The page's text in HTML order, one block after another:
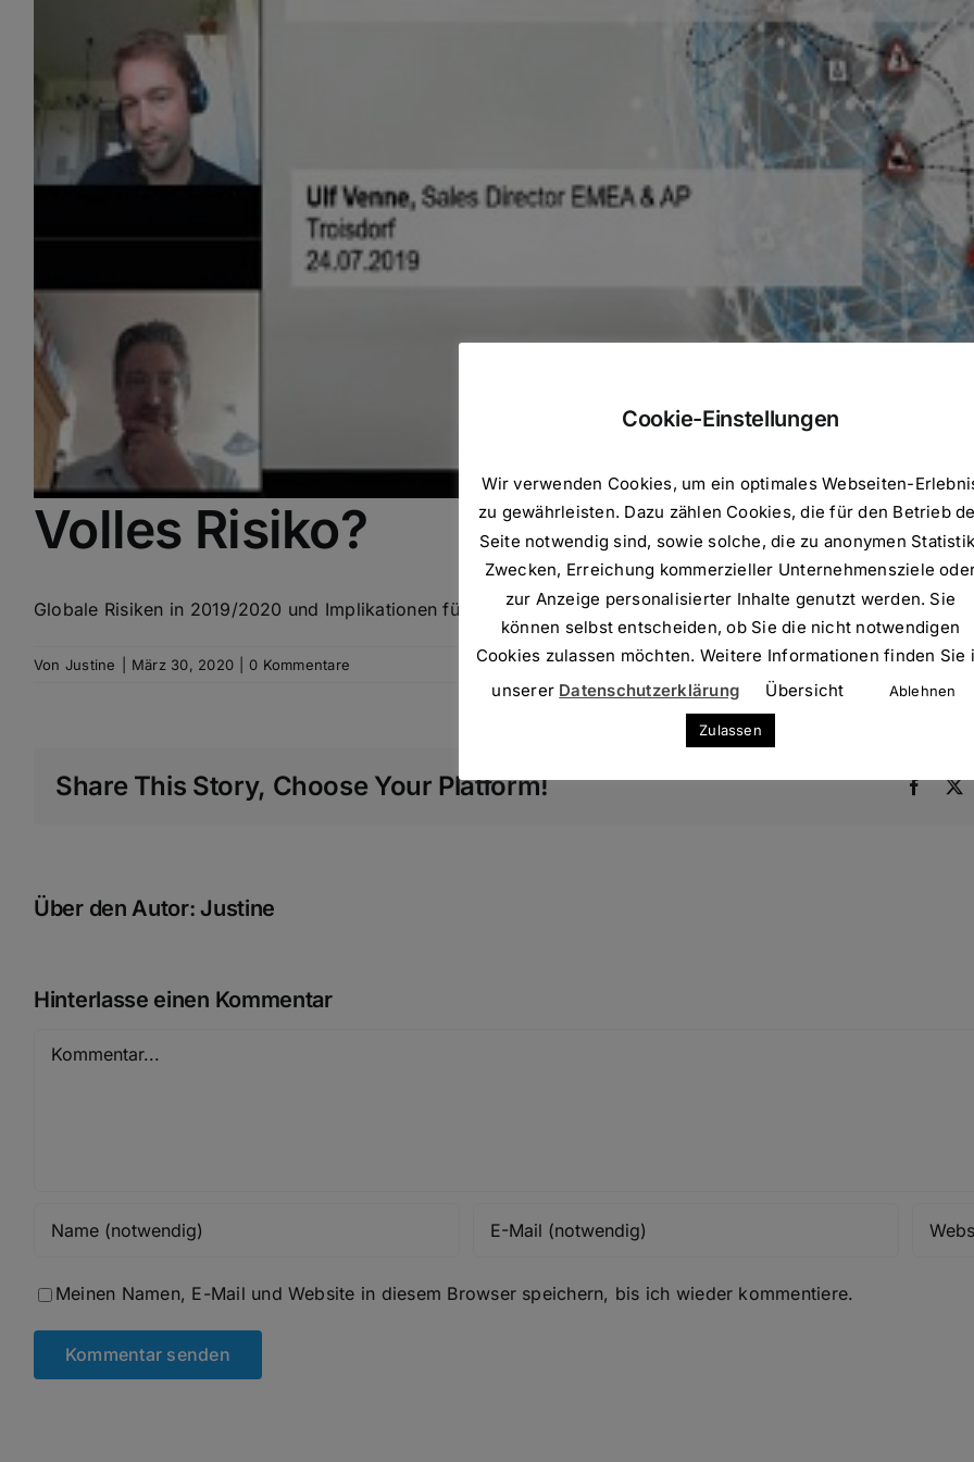
Volles Risiko?
Globale Risiken in 2019/2020 und Implikationen für den deutschen Wirtschaftsbereich Logistik
Von Justine März 30, 2020 0 Kommentare
Share This Story, Choose Your Platform! X
Über den Autor:Justine
Hinterlasse einen Kommentar
Kommentar
Meinen Namen, E-Mail und Website in diesem Browser speichern, bis ich wieder kommentiere.
Cookie-Einstellungen
Wir verwenden Cookies, um ein optimales Webseiten-
zu gewährleisten. Dazu zählen Cookies, die für den Betrieb
Seite notwendig sind, sowie solche, die zu anonymen
Zwecken, Erreichung kommerzieller Unternehmensziele
zur Anzeige personalisierter Inhalte genutzt werden. Sie
können selbst entscheiden, ob Sie die nicht notwendigen
Cookies zulassen möchten. Weitere Informationen finden Sie
unserer Datenschutzerklärung Übersicht Ablehnen
Zulassen